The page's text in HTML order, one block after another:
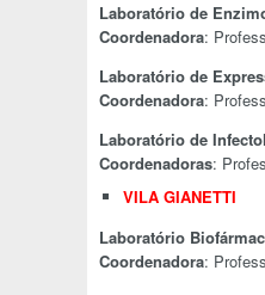
Laboratório de
Coordenadora:
Laboratório de
Coordenadora:
Laboratório de
Coordenadoras:
VILA GIANETTI
Laboratório
Coordenadora: